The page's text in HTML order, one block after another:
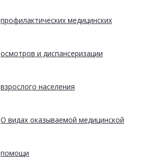
профилактических медицинских
осмотров и диспансеризации
взрослого населения
О видах оказываемой медицинской
помощи